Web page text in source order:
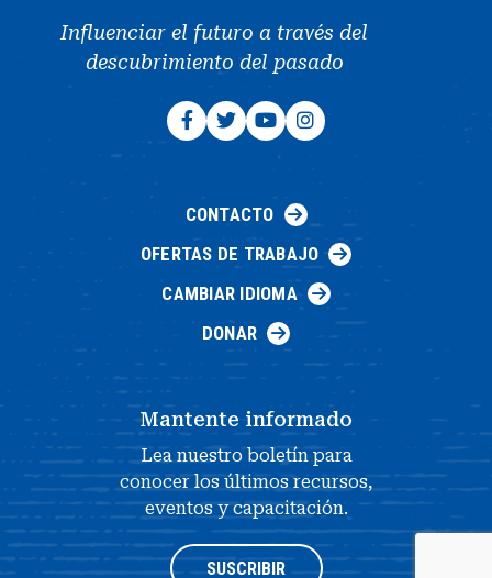
Influenciar el futuro a través del
descubrimiento del pasado
CONTACTO
OFERTAS DE TRABAJO
CAMBIAR IDIOMA
DONAR
Mantente informado
Lea nuestro boletín para
conocer los últimos recursos,
eventos y capacitación.
SUSCRIBIR